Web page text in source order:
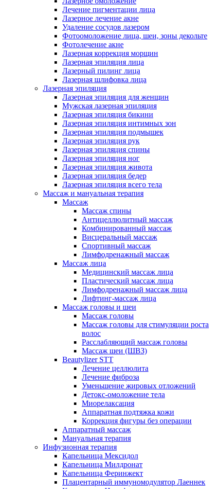
Лечение пигментации лица
Лазерное лечение акне
Удаление сосудов лазером
Фотоомоложение лица, шеи, зоны декольте
Фотолечение акне
Лазерная коррекция морщин
Лазерная эпиляция лица
Лазерный пилинг лица
Лазерная шлифовка лица
Лазерная эпиляция
Лазерная эпиляция для женщин
Мужская лазерная эпиляция
Лазерная эпиляция бикини
Лазерная эпиляция интимных зон
Лазерная эпиляция подмышек
Лазерная эпиляция рук
Лазерная эпиляция спины
Лазерная эпиляция ног
Лазерная эпиляция живота
Лазерная эпиляция бедер
Лазерная эпиляция всего тела
Массаж и мануальная терапия
Массаж
Массаж спины
Антицеллюлитный массаж
Комбинированный массаж
Висцеральный массаж
Спортивный массаж
Лимфодренажный массаж
Массаж лица
Медицинский массаж лица
Пластический массаж лица
Лимфодренажный массаж лица
Лифтинг-массаж лица
Массаж головы и шеи
Массаж головы
Массаж головы для стимуляции роста
волос
Расслабляющий массаж головы
Массаж шеи (ШВЗ)
Beautylizer STT
Лечение целлюлита
Лечение фиброза
Уменьшение жировых отложений
Детокс-омоложение тела
Миорелаксация
Аппаратная подтяжка кожи
Коррекция фигуры без операции
Аппаратный массаж
Мануальная терапия
Инфузионная терапия
Капельница Мексидол
Капельница Милдронат
Капельница Феринжект
Плацентарный иммуномодулятор Лаеннек